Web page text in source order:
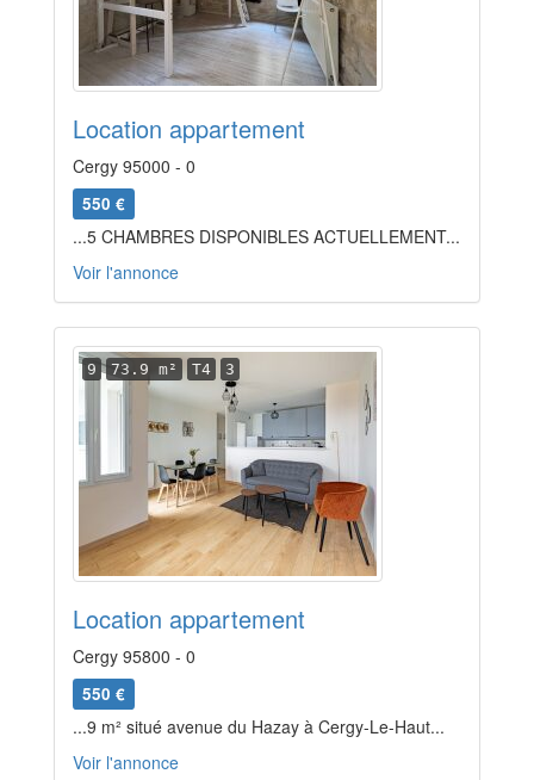
Location appartement
Cergy 95000 - 0
550 €
...5 CHAMBRES DISPONIBLES ACTUELLEMENT...
Voir l'annonce
9 73.9 m² T4 3
Location appartement
Cergy 95800 - 0
550 €
...9 m² situé avenue du Hazay à Cergy-Le-Haut...
Voir l'annonce